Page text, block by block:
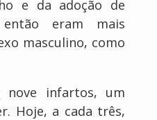
e da adoção de
eram mais
masculino, como
nove infartos, um
Hoje, a cada três,